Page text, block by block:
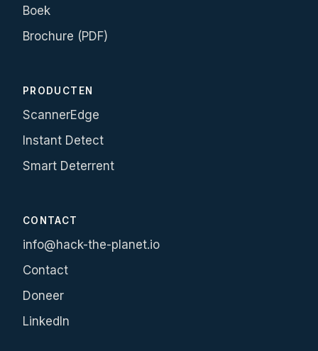
Boek
Brochure (PDF)
PRODUCTEN
ScannerEdge
Instant Detect
Smart Deterrent
CONTACT
info@hack-the-planet.io
Contact
Doneer
LinkedIn